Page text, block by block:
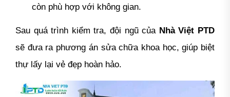
còn phù hợp với không gian.
Sau quá trình kiểm tra, đội ngũ của Nhà Việt PTD
sẽ đưa ra phương án sửa chữa khoa học, giúp biệt
thự lấy lại vẻ đẹp hoàn hảo.